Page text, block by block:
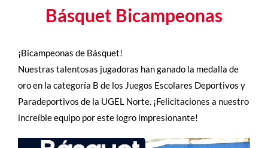
Básquet Bicampeonas
¡Bicampeonas de Básquet!
Nuestras talentosas jugadoras han ganado la medalla de
oro en la categoría B de los Juegos Escolares Deportivos y
Paradeportivos de la UGEL Norte. ¡Felicitaciones a nuestro
increíble equipo por este logro impresionante!